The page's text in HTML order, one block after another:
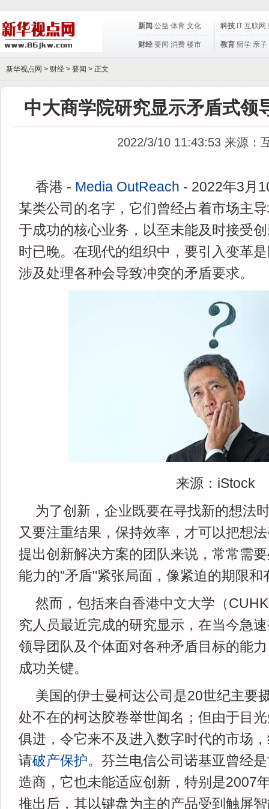
新闻 公益 体育 文化
财经 要闻 消费 楼市
科技 IT 互联网
教育 留学 亲子
新华视点网 > 财经 > 要闻 > 正文
中大商学院研究显示矛盾式领
2022/3/10 11:43:53 来源：
香港 - Media OutReach - 2022年3月
某类公司的名字，它们曾经占着市场主
于成功的核心业务，以至未能及时接受
时已晚。在现代的组织中，要引入变革
涉及处理各种会导致冲突的矛盾要求。
来源：iStock
为了创新，企业既要在寻找新的想法
又要注重结果，保持效率，才可以把想
提出创新解决方案的团队来说，常常需
能力的"矛盾"紧张局面，像紧迫的期限和
然而，包括来自香港中文大学（
究人员最近完成的研究显示，在当今急
领导团队及个体面对各种矛盾目标的能
成功关键。
美国的伊士曼柯达公司是20世纪主要
处不在的柯达胶卷举世闻名；但由于目
俱迸，令它来不及进入数字时代的市场
请破产保护。芬兰电信公司诺基亚曾经
造商，它也未能适应创新，特别是2007
推出后，其以键盘为主的产品受到触屏